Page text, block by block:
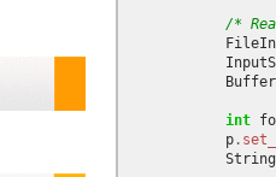
/*
int
p .
String